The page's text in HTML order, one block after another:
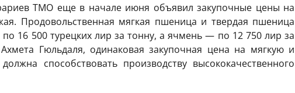
TMO еще в начале июня объявил закупочные цены на
Продовольственная мягкая пшеница и твердая пшеница
по 16 500 турецких лир за тонну, а ячмень — по 12 750 лир за
Гюльдаля, одинаковая закупочная цена на мягкую и
способствовать производству высококачественного